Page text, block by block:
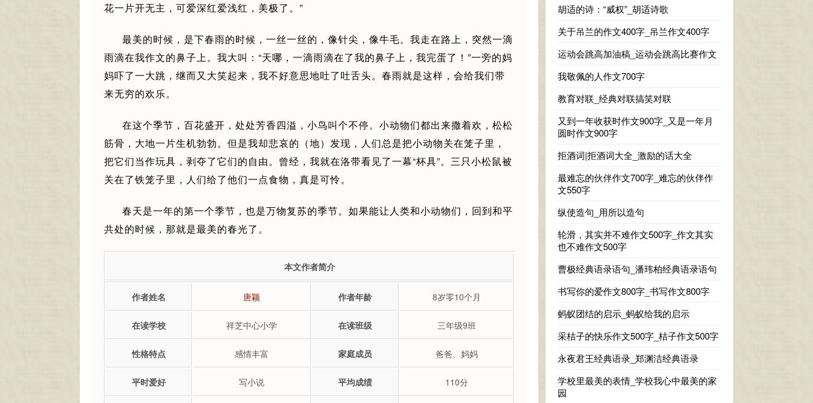
花一片开无主，可爱深红爱浅红，美极了。”
最美的时候，是下春雨的时候，一丝一丝的，像针尖，像牛毛。我走在路上，突然一滴
雨滴在我作文的鼻子上。我大叫：“天哪，一滴雨滴在了我的鼻子上，我完蛋了！”一旁的妈
妈吓了一大跳，继而又大笑起来，我不好意思地吐了吐舌头。春雨就是这样，会给我们带
来无穷的欢乐。
在这个季节，百花盛开，处处芳香四溢，小鸟叫个不停。小动物们都出来撒着欢，松松
筋骨，大地一片生机勃勃。但是我却悲哀的（地）发现，人们总是把小动物关在笼子里，
把它们当作玩具，剥夺了它们的自由。曾经，我就在洛带看见了一幕“杯具”。三只小松鼠被
关在了铁笼子里，人们给了他们一点食物，真是可怜。
春天是一年的第一个季节，也是万物复苏的季节。如果能让人类和小动物们，回到和平
共处的时候，那就是最美的春光了。
本文作者简介
作者姓名 唐颖 作者年龄 8岁零10个月
在读学校 祥芝中心小学 在读班级 三年级9班
性格特点 感情丰富 家庭成员 爸爸、妈妈
平时爱好 写小说 平均成绩 110分
胡适的诗：“威权”_胡适诗歌
关于吊兰的作文400字_吊兰作文400字
运动会跳高加油稿_运动会跳高比赛作文
我敬佩的人作文700字
教育对联_经典对联搞笑对联
又到一年收获时作文900字_又是一年月
圆时作文900字
拒酒词|拒酒词大全_激励的话大全
最难忘的伙伴作文700字_难忘的伙伴作
文550字
纵使造句_用所以造句
轮滑，其实并不难作文500字_作文其实
也不难作文500字
曹极经典语录语句_潘玮柏经典语录语句
书写你的爱作文800字_书写作文800字
蚂蚁团结的启示_蚂蚁给我的启示
采桔子的快乐作文500字_桔子作文500字
永夜君王经典语录_郑渊洁经典语录
学校里最美的表情_学校我心中最美的家
园